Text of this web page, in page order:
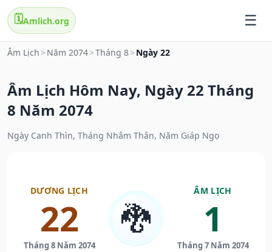
🗓️Amlich.org
Âm Lịch > Năm 2074>Tháng 8> Ngày 22
Âm Lịch Hôm Nay, Ngày 22 Tháng
8 Năm 2074
Ngày Canh Thìn, Tháng Nhâm Thân, Năm Giáp Ngọ
DƯƠNG LỊCH
22
Tháng 8 Năm 2074
🐉
ÂM LỊCH
1
Tháng 7 Năm 2074